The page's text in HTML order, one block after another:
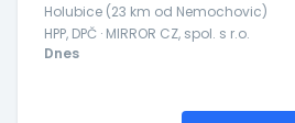
Holubice (23 km od Nemochovic)
HPP, DPČ · MIRROR CZ, spol. s r.o.
Dnes